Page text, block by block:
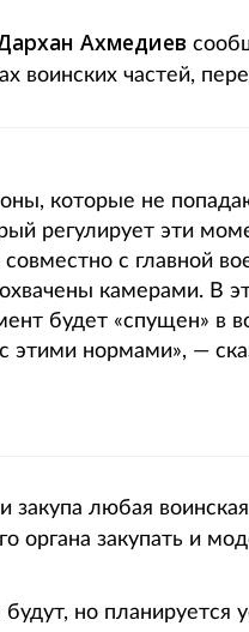
Ахмедиев
воинских частей,
которые не
регулирует эти
с главной
камерами. В
будет «спущен» в
этими нормами», —
закупа любая
органа закупать и
но планируется